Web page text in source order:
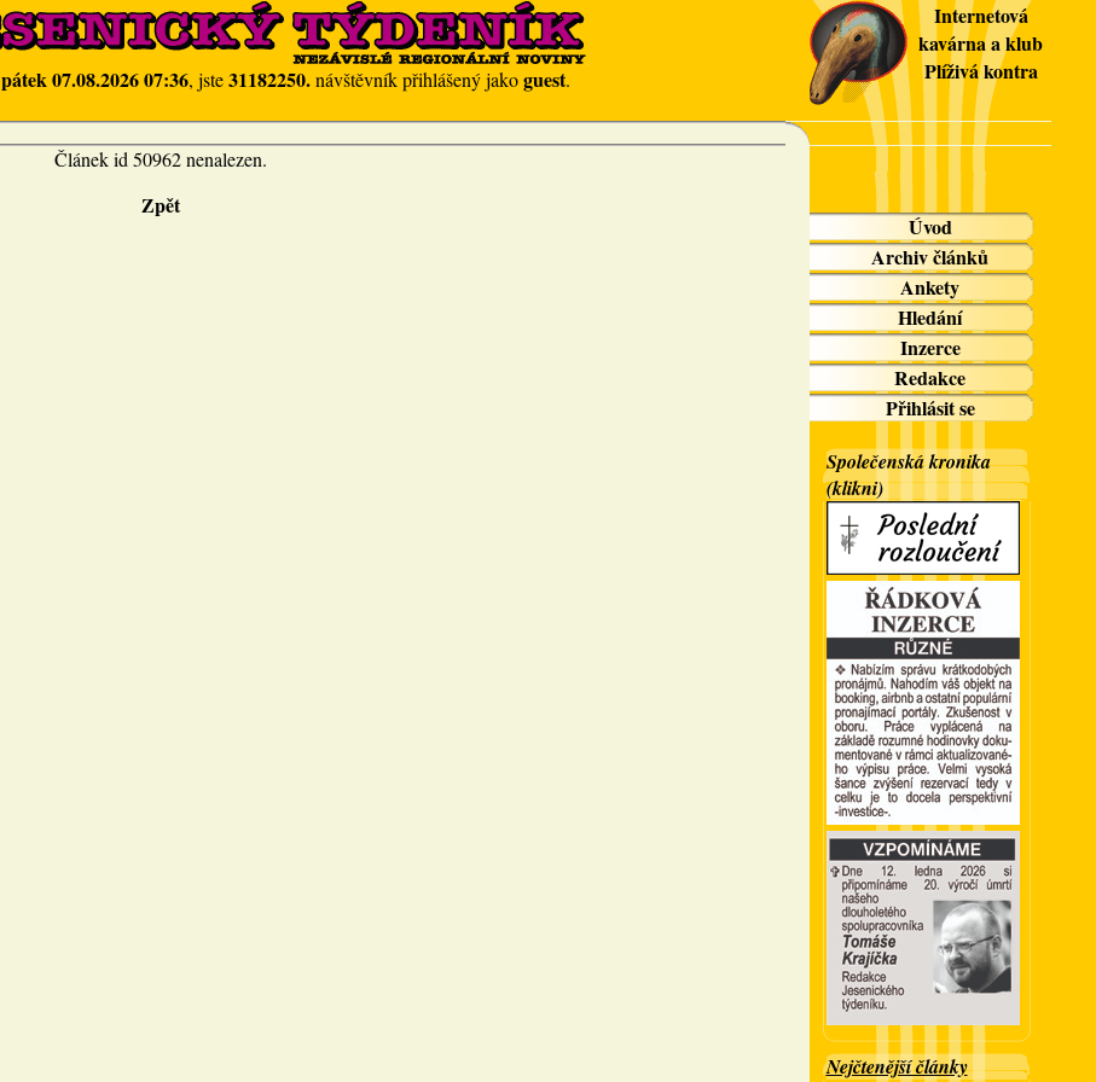
pátek 07.08.2026 07:36, jste31182250.návštěvník přihlášený jakoguest.
Internetová
kavárna a klub
Plíživá kontra
Článek id 50962 nenalezen.
Zpět
Úvod
Archiv článků
Ankety
Hledání
Inzerce
Redakce
Přihlásit se
Společenská kronika
(klikni)
Nejčtenější články